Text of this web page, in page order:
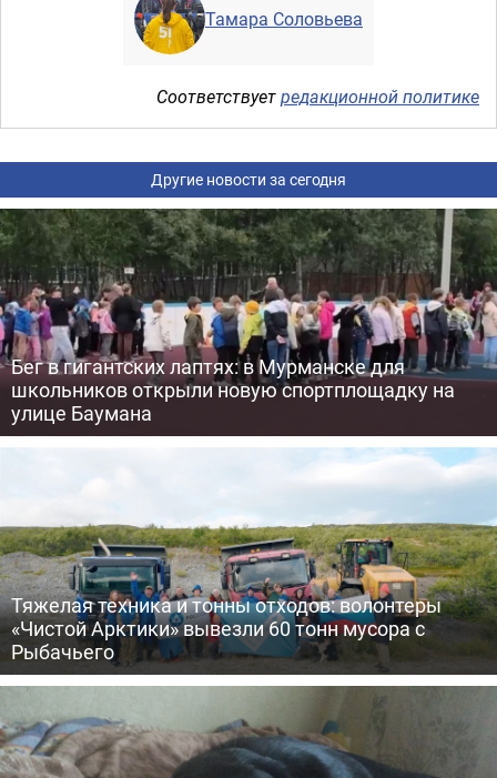
Тамара Соловьева
Соответствуетредакционной политике
Другие новости за сегодня
Бег в гигантских лаптях: в Мурманске для
школьников открыли новую спортплощадку на
улице Баумана
Тяжелая техника и тонны отходов: волонтеры
«Чистой Арктики» вывезли 60 тонн мусора с
Рыбачьего